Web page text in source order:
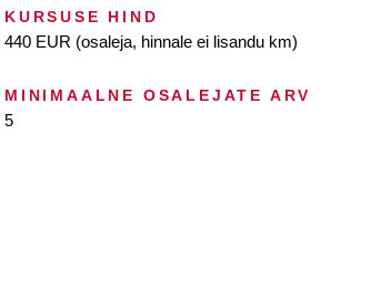
KURSUSE HIND
440 EUR (osaleja, hinnale ei lisandu km)
MINIMAALNE OSALEJATE ARV
5